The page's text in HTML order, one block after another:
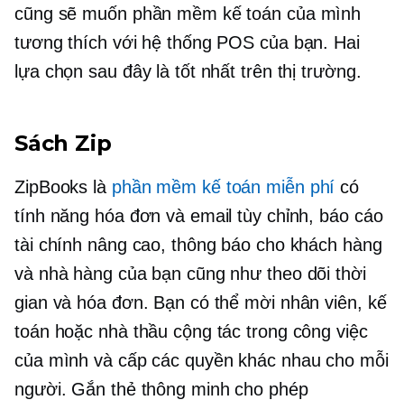
cũng sẽ muốn phần mềm kế toán của mình
tương thích với hệ thống POS của bạn. Hai
lựa chọn sau đây là tốt nhất trên thị trường.
Sách Zip
ZipBooks là phần mềm kế toán miễn phí có
tính năng hóa đơn và email tùy chỉnh, báo cáo
tài chính nâng cao, thông báo cho khách hàng
và nhà hàng của bạn cũng như theo dõi thời
gian và hóa đơn. Bạn có thể mời nhân viên, kế
toán hoặc nhà thầu cộng tác trong công việc
của mình và cấp các quyền khác nhau cho mỗi
người. Gắn thẻ thông minh cho phép